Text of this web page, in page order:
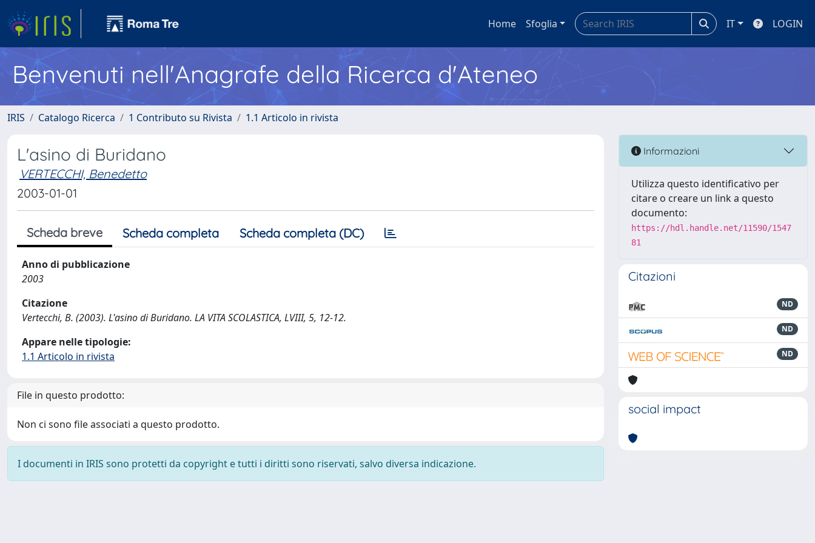
Home Sfoglia IT LOGIN
Benvenuti nell'Anagrafe della Ricerca d'Ateneo
IRIS Catalogo Ricerca 1 Contributo su Rivista 1.1 Articolo in rivista
L'asino di Buridano
VERTECCHI, Benedetto
2003-01-01
Scheda breve Scheda completa Scheda completa (DC)
Anno di pubblicazione
2003
Citazione
Vertecchi, B. (2003). L'asino di Buridano. LA VITA SCOLASTICA, LVIII, 5, 12-12.
Appare nelle tipologie:
1.1 Articolo in rivista
File in questo prodotto:
Non ci sono file associati a questo prodotto.
I documenti in IRIS sono protetti da copyright e tutti i diritti sono riservati, salvo diversa indicazione.
Informazioni
Utilizza questo identificativo per
citare o creare un link a questo
documento:
https://hdl.handle.net/11590/1547
81
Citazioni
ND
ND
ND
social impact